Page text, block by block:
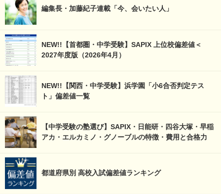
編集長・加藤紀子連載「今、会いたい人」
NEW!!【首都圏・中学受験】SAPIX 上位校偏差値＜
2027年度版（2026年4月）
NEW!!【関西・中学受験】浜学園「小6合否判定テス
ト」偏差値一覧
【中学受験の塾選び】SAPIX・日能研・四谷大塚・早稲
アカ・エルカミノ・グノーブルの特徴・費用と合格力
都道府県別 高校入試偏差値ランキング